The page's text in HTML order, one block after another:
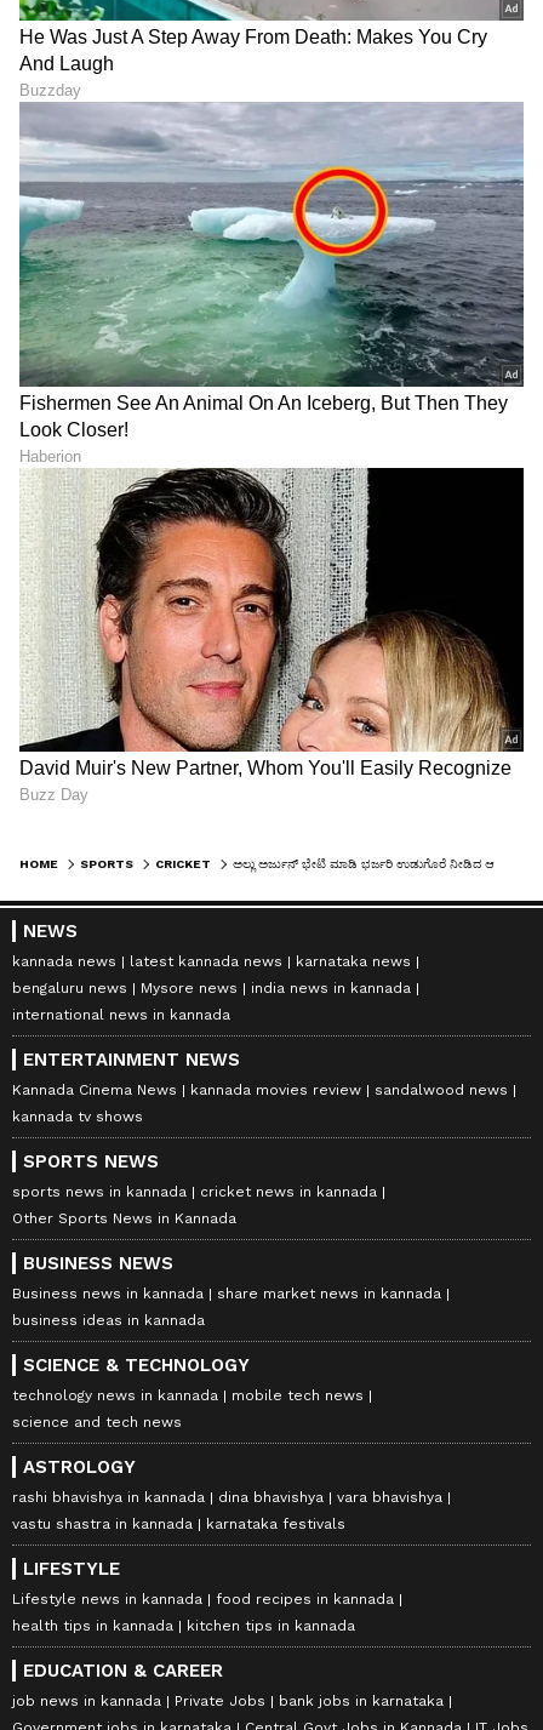
HOME SPORTS CRICKET
NEWS
kannada news latest kannada news
karnataka news
bengaluru news
Mysore news
india news in kannada
international news in kannada
ENTERTAINMENT NEWS
Kannada Cinema News kannada movies review
sandalwood news
kannada tv shows
SPORTS NEWS
sports news in kannada
cricket news in kannada
Other Sports News in Kannada
BUSINESS NEWS
Business news in kannada
share market news in kannada
business ideas in kannada
SCIENCE & TECHNOLOGY
technology news in kannada
mobile tech news
science and tech news
ASTROLOGY
rashi bhavishya in kannada dina bhavishya
vara bhavishya
vastu shastra in kannada
karnataka festivals
LIFESTYLE
Lifestyle news in kannada
food recipes in kannada
health tips in kannada
kitchen tips in kannada
EDUCATION & CAREER
job news in kannada Private Jobs
bank jobs in karnataka